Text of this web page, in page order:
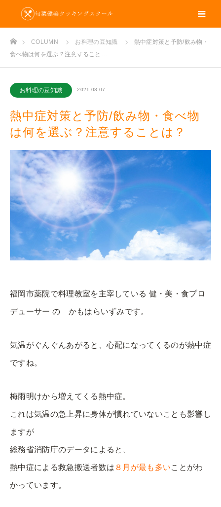
ホームCOLUMN お料理の豆知識
熱中症対策と予防/飲み物・
食べ物は何を選ぶ？注意すること…
お料理の豆知識 2021.08.07
熱中症対策と予防/飲み物・食べ物
は何を選ぶ？注意することは？
福岡市薬院で料理教室を主宰している 健・美・食プロ
デューサー の かもはらいずみです。
気温がぐんぐんあがると、心配になってくるのが熱中症
ですね。
梅雨明けから増えてくる熱中症。
これは気温の急上昇に身体が慣れていないことも影響し
ますが
総務省消防庁のデータによると、
熱中症による救急搬送者数は ８月が最も多いことがわ
かっています。